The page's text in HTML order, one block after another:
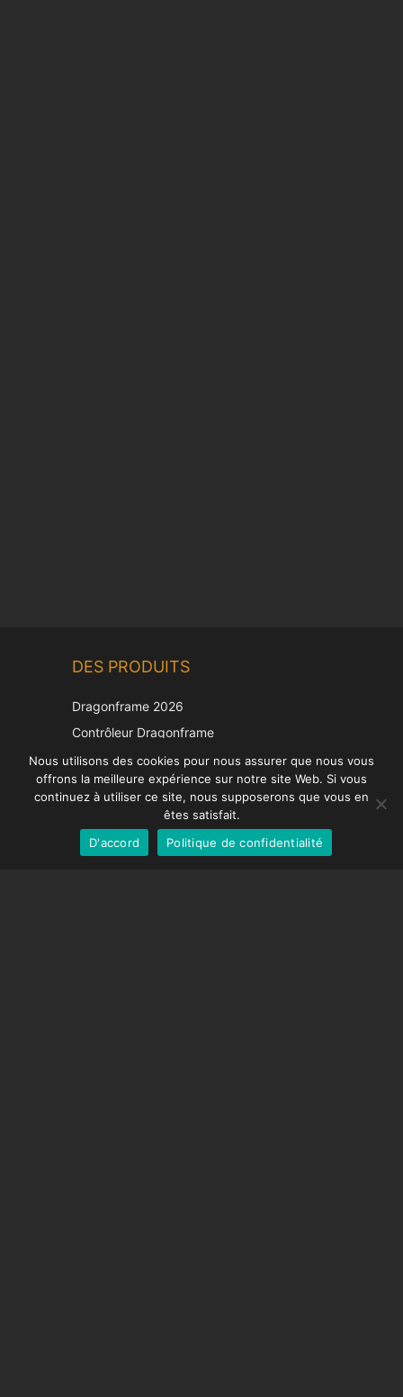
DES PRODUITS
Dragonframe 2026
Contrôleur Dragonframe
DDMX-512
DMC-32
Capuchon de correction EOS LV
Nous utilisons des cookies pour nous assurer que nous vous
offrons la meilleure expérience sur notre site Web. Si vous
continuez à utiliser ce site, nous supposerons que vous en
êtes satisfait.
D'accord
Politique de confidentialité
French
German
Spanish